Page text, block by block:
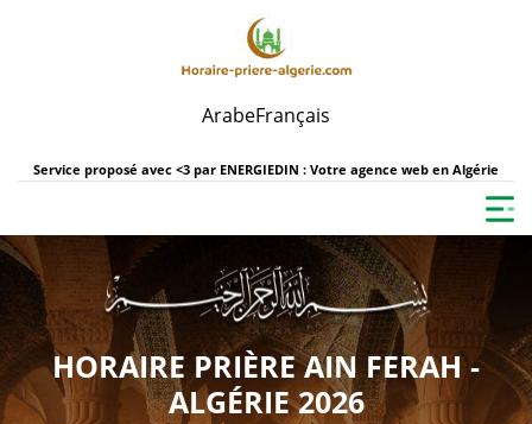
ArabeFrançais
Service proposé avec <3 par ENERGIEDIN : Votre agence web en Algérie
HORAIRE PRIÈRE AIN FERAH -
ALGÉRIE 2026